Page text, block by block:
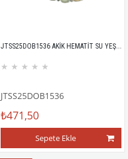
JTSS25DOB1536 AKİK HEMATİT SU YEŞİLİ JANTİ DOĞALTAŞ BİLEKLİK
★ ★ ★ ★ ★
JTSS25DOB1536
₺471,50
Sepete Ekle